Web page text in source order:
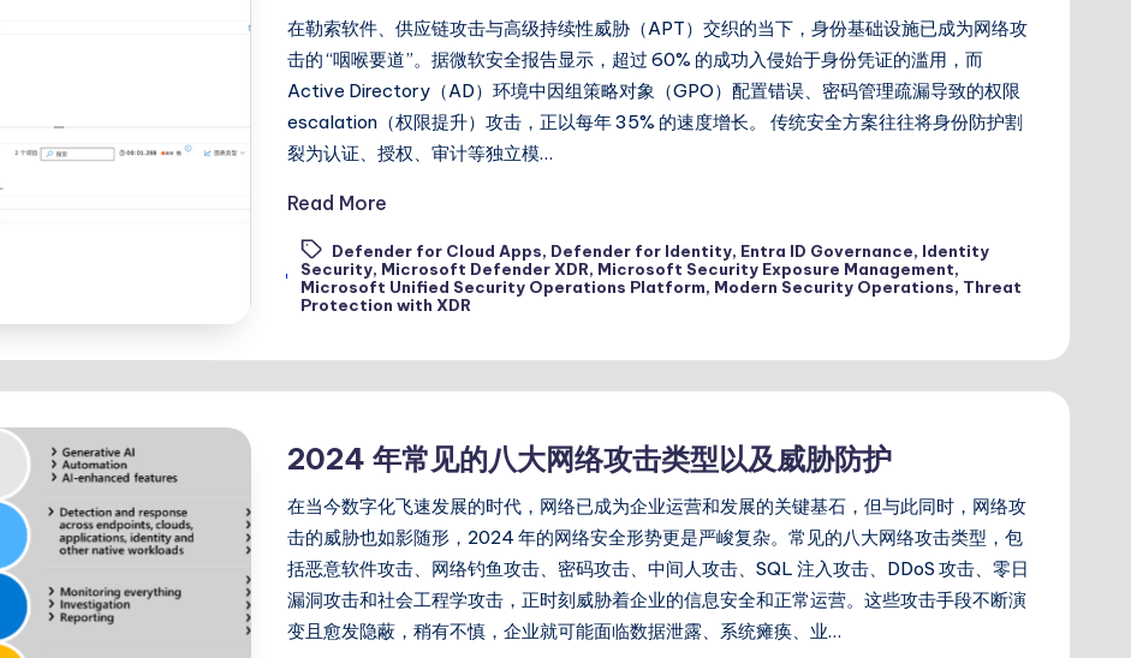
在勒索软件、供应链攻击与高级持续性威胁（APT）交织的当下，身份基础设施已成为网络攻
击的 “咽喉要道”。据微软安全报告显示，超过 60% 的成功入侵始于身份凭证的滥用，而
Active Directory（AD）环境中因组策略对象（GPO）配置错误、密码管理疏漏导致的权限
escalation（权限提升）攻击，正以每年 35% 的速度增长。 传统安全方案往往将身份防护割
裂为认证、授权、审计等独立模…
Read More
Tags:
Defender for Cloud Apps, Defender for Identity, Entra ID Governance, Identity
Security, Microsoft Defender XDR, Microsoft Security Exposure Management,
Microsoft Unified Security Operations Platform, Modern Security Operations, Threat
Protection with XDR
2024 年常见的八大网络攻击类型以及威胁防护
在当今数字化飞速发展的时代，网络已成为企业运营和发展的关键基石，但与此同时，网络攻
击的威胁也如影随形，2024 年的网络安全形势更是严峻复杂。常见的八大网络攻击类型，包
括恶意软件攻击、网络钓鱼攻击、密码攻击、中间人攻击、SQL 注入攻击、DDoS 攻击、零日
漏洞攻击和社会工程学攻击，正时刻威胁着企业的信息安全和正常运营。这些攻击手段不断演
变且愈发隐蔽，稍有不慎，企业就可能面临数据泄露、系统瘫痪、业…